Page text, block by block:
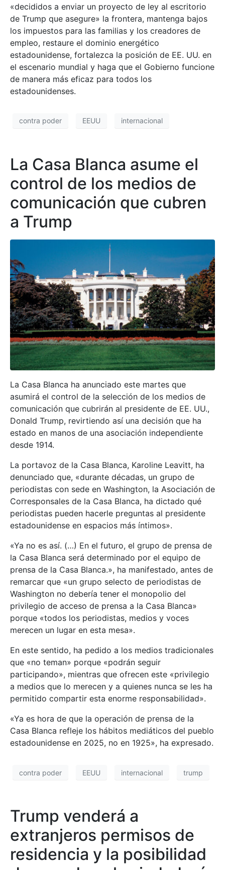
«decididos a enviar un proyecto de ley al escritorio
de Trump que asegure» la frontera, mantenga bajos
los impuestos para las familias y los creadores de
empleo, restaure el dominio energético
estadounidense, fortalezca la posición de EE. UU. en
el escenario mundial y haga que el Gobierno funcione
de manera más eficaz para todos los
estadounidenses.
contra poder EEUU internacional
La Casa Blanca asume el
control de los medios de
comunicación que cubren
a Trump
La Casa Blanca ha anunciado este martes que
asumirá el control de la selección de los medios de
comunicación que cubrirán al presidente de EE. UU.,
Donald Trump, revirtiendo así una decisión que ha
estado en manos de una asociación independiente
desde 1914.
La portavoz de la Casa Blanca, Karoline Leavitt, ha
denunciado que, «durante décadas, un grupo de
periodistas con sede en Washington, la Asociación de
Corresponsales de la Casa Blanca, ha dictado qué
periodistas pueden hacerle preguntas al presidente
estadounidense en espacios más íntimos».
«Ya no es así. (…) En el futuro, el grupo de prensa de
la Casa Blanca será determinado por el equipo de
prensa de la Casa Blanca.», ha manifestado, antes de
remarcar que «un grupo selecto de periodistas de
Washington no debería tener el monopolio del
privilegio de acceso de prensa a la Casa Blanca»
porque «todos los periodistas, medios y voces
merecen un lugar en esta mesa».
En este sentido, ha pedido a los medios tradicionales
que «no teman» porque «podrán seguir
participando», mientras que ofrecen este «privilegio
a medios que lo merecen y a quienes nunca se les ha
permitido compartir esta enorme responsabilidad».
«Ya es hora de que la operación de prensa de la
Casa Blanca refleje los hábitos mediáticos del pueblo
estadounidense en 2025, no en 1925», ha expresado.
contra poder EEUU internacional trump
Trump venderá a
extranjeros permisos de
residencia y la posibilidad